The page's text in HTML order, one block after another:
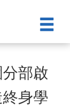
部啟
身學